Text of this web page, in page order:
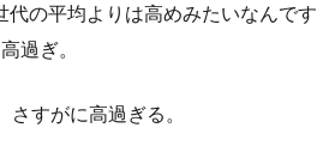
の平均よりは高めみたいなんです
過ぎ。
すがに高過ぎる。